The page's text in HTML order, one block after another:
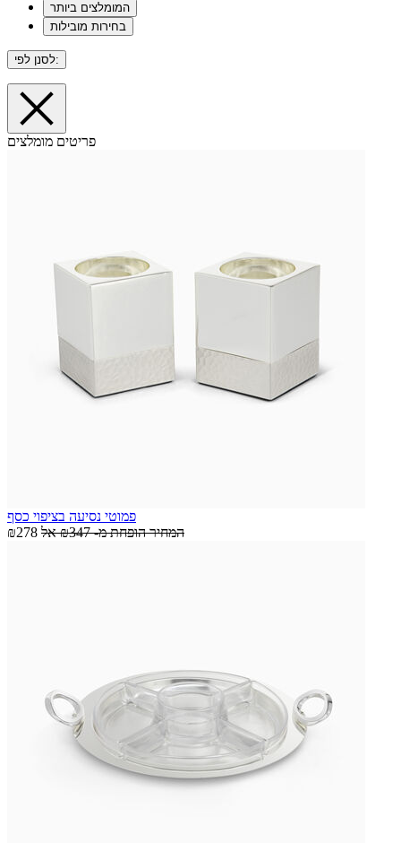
המומלצים ביותר
בחירות מובילות
לסנן לפי:
פריטים מומלצים
פמוטי נסיעה בציפוי כסף
₪278
המחיר הופחת מ-₪347 אל